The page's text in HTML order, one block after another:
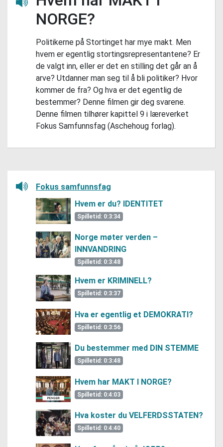
NORGE?
Politikerne på Stortinget har mye makt. Men
hvem er egentlig stortingsrepresentantene? Er
de valgt inn, eller er det en stilling det går an å
arve? Utdanner man seg til å bli politiker? Hvor
kommer de fra? Og hva er det egentlig de
bestemmer? Denne filmen gir deg svarene.
Denne filmen tilhører kapittel 9 i læreverket
Fokus Samfunnsfag (Aschehoug forlag).
Lytt her
Fokus samfunnsfag
Hvem er du? IDENTITET
Spilletid: 0:3:34
Norge møter verden –
INNVANDRING
Spilletid: 0:3:48
Hvem er KRIMINELL?
Spilletid: 0:3:37
Hva er egentlig et DEMOKRATI?
Spilletid: 0:3:56
Du bestemmer med DIN STEMME
Spilletid: 0:3:48
Hvem har MAKT I NORGE?
Spilletid: 0:4:03
Hva koster du VELFERDSSTATEN?
Spilletid: 0:4:40
Lytt her